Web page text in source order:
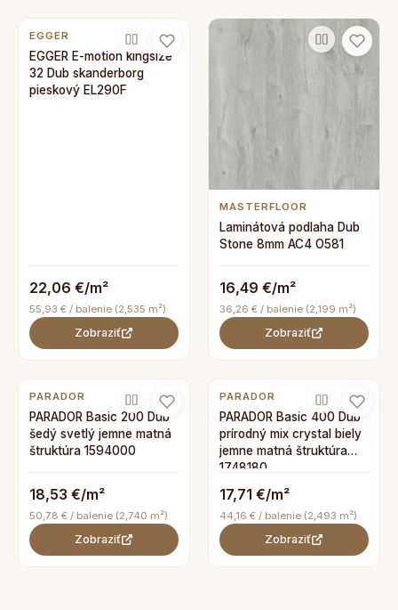
EGGER
EGGER E-motion kingsize
32 Dub skanderborg
pieskový EL290F
22,06 €/m²
55,93 € / balenie (2,535 m²)
Zobraziť
MASTERFLOOR
Laminátová podlaha Dub
Stone 8mm AC4 O581
16,49 €/m²
36,26 € / balenie (2,199 m²)
Zobraziť
PARADOR
PARADOR Basic 200 Dub
šedý svetlý jemne matná
štruktúra 1594000
18,53 €/m²
50,78 € / balenie (2,740 m²)
Zobraziť
PARADOR
PARADOR Basic 400 Dub
prírodný mix crystal biely
jemne matná štruktúra
1748180
17,71 €/m²
44,16 € / balenie (2,493 m²)
Zobraziť